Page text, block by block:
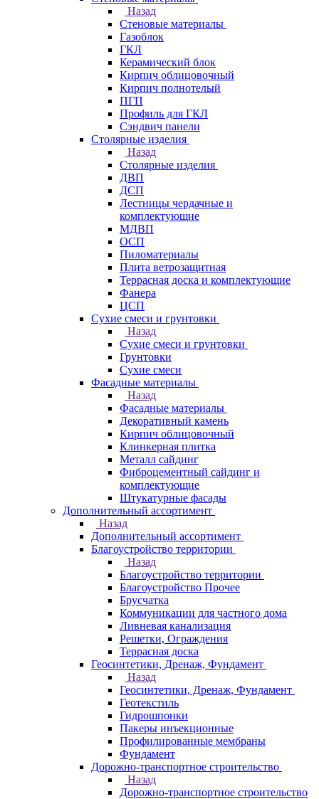
Назад
Стеновые материалы
Газоблок
ГКЛ
Керамический блок
Кирпич облицовочный
Кирпич полнотелый
ПГП
Профиль для ГКЛ
Сэндвич панели
Столярные изделия
Назад
Столярные изделия
ДВП
ДСП
Лестницы чердачные и
комплектующие
МДВП
ОСП
Пиломатериалы
Плита ветрозащитная
Террасная доска и комплектующие
Фанера
ЦСП
Сухие смеси и грунтовки
Назад
Сухие смеси и грунтовки
Грунтовки
Сухие смеси
Фасадные материалы
Назад
Фасадные материалы
Декоративный камень
Кирпич облицовочный
Клинкерная плитка
Металл сайдинг
Фиброцементный сайдинг и
комплектующие
Штукатурные фасады
Дополнительный ассортимент
Назад
Дополнительный ассортимент
Благоустройство территории
Назад
Благоустройство территории
Благоустройство Прочее
Брусчатка
Коммуникации для частного дома
Ливневая канализация
Решетки, Ограждения
Террасная доска
Геосинтетики, Дренаж, Фундамент
Назад
Геосинтетики, Дренаж, Фундамент
Геотекстиль
Гидрошпонки
Пакеры инъекционные
Профилированные мембраны
Фундамент
Дорожно-транспортное строительство
Назад
Дорожно-транспортное строительство